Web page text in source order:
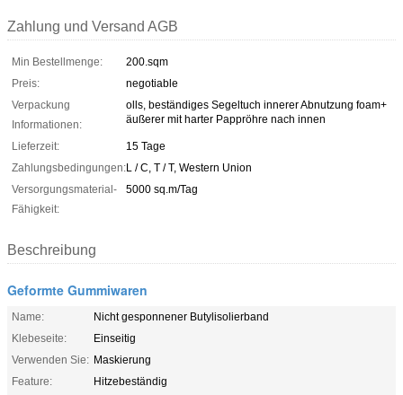
Zahlung und Versand AGB
Min Bestellmenge:
200.sqm
Preis:
negotiable
Verpackung
Informationen:
olls, beständiges Segeltuch innerer Abnutzung foam+
äußerer mit harter Pappröhre nach innen
Lieferzeit:
15 Tage
Zahlungsbedingungen:L / C, T / T, Western Union
Versorgungsmaterial-
Fähigkeit:
5000 sq.m/Tag
Beschreibung
Geformte Gummiwaren
Name:
Nicht gesponnener Butylisolierband
Klebeseite:
Einseitig
Verwenden Sie: Maskierung
Feature:
Hitzebeständig